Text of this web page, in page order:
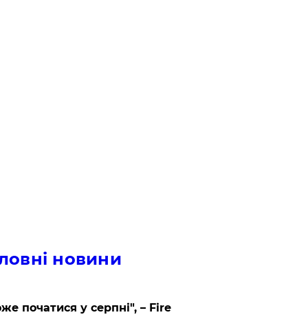
новини
початися у серпні", – Fire